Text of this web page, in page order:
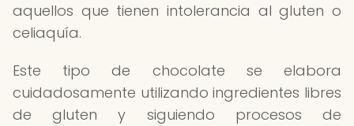
aquellos que tienen intolerancia al gluten o
celiaquía.
Este tipo de chocolate se elabora
cuidadosamente utilizando ingredientes libres
de gluten y siguiendo procesos de